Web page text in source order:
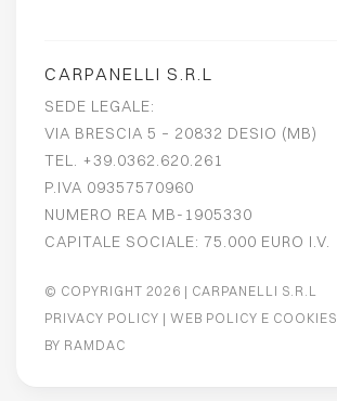
CARPANELLI S.R.L
SEDE LEGALE:
VIA BRESCIA 5 – 20832 DESIO (MB)
TEL. +39.0362.620.261
P.IVA 09357570960
NUMERO REA MB-1905330
CAPITALE SOCIALE: 75.000 EURO I.V.
© COPYRIGHT 2026 | CARPANELLI S.R.L
PRIVACY POLICY |WEB POLICY E COOKIES
BY RAMDAC